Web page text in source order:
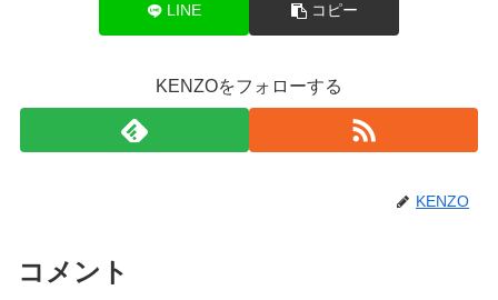
LINE コピー
KENZOをフォローする
KENZO
コメント